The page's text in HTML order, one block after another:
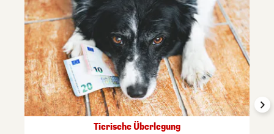
Tierische Überlegung